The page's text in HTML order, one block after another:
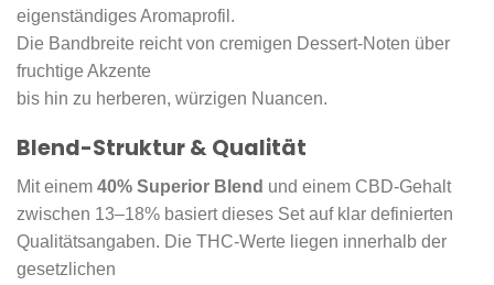
eigenständiges Aromaprofil.
Die Bandbreite reicht von cremigen Dessert-Noten über
fruchtige Akzente
bis hin zu herberen, würzigen Nuancen.
Blend-Struktur & Qualität
Mit einem 40% Superior Blend und einem CBD-Gehalt
zwischen 13–18% basiert dieses Set auf klar definierten
Qualitätsangaben. Die THC-Werte liegen innerhalb der
gesetzlichen